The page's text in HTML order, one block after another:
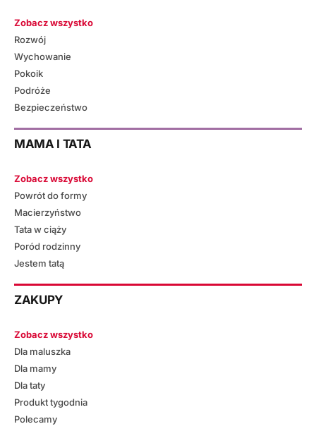
Zobacz wszystko
Rozwój
Wychowanie
Pokoik
Podróże
Bezpieczeństwo
MAMA I TATA
Zobacz wszystko
Powrót do formy
Macierzyństwo
Tata w ciąży
Poród rodzinny
Jestem tatą
ZAKUPY
Zobacz wszystko
Dla maluszka
Dla mamy
Dla taty
Produkt tygodnia
Polecamy